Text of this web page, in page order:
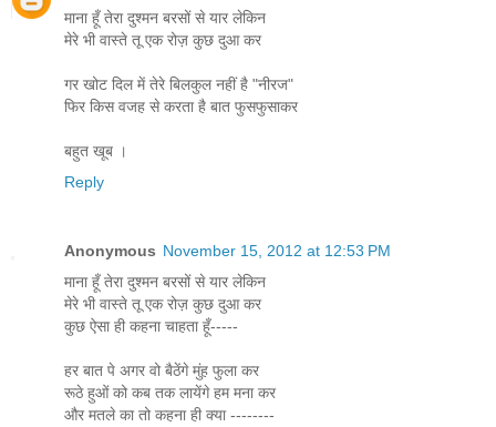
माना हूँ तेरा दुश्मन बरसों से यार लेकिन
मेरे भी वास्ते तू एक रोज़ कुछ दुआ कर
गर खोट दिल में तेरे बिलकुल नहीं है "नीरज"
फिर किस वजह से करता है बात फुसफुसाकर
बहुत खूब ।
Reply
Anonymous November 15, 2012 at 12:53 PM
माना हूँ तेरा दुश्मन बरसों से यार लेकिन
मेरे भी वास्ते तू एक रोज़ कुछ दुआ कर
कुछ ऐसा ही कहना चाहता हूँ-----
हर बात पे अगर वो बैठेंगे मुंह फुला कर
रूठे हुओं को कब तक लायेंगे हम मना कर
और मतले का तो कहना ही क्या --------